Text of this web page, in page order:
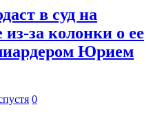
в суд на
за колонки о ее
Юрием
0